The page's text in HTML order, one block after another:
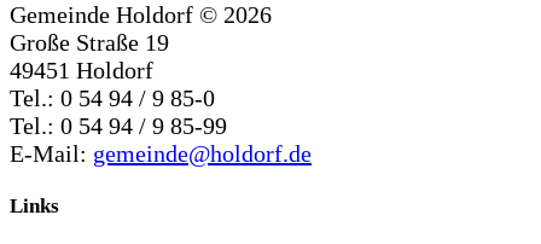
Gemeinde Holdorf © 2026
Große Straße 19
49451 Holdorf
Tel.: 0 54 94 / 9 85-0
Tel.: 0 54 94 / 9 85-99
E-Mail: gemeinde@holdorf.de
Links